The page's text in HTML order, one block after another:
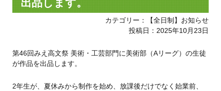
カテゴリー：【全日制】お知らせ
投稿日：2025年10月23日
第46回みえ高文祭 美術・工芸部門に美術部（Aリーグ）の生徒
が作品を出品します。
2年生が、夏休みから制作を始め、放課後だけでなく始業前、